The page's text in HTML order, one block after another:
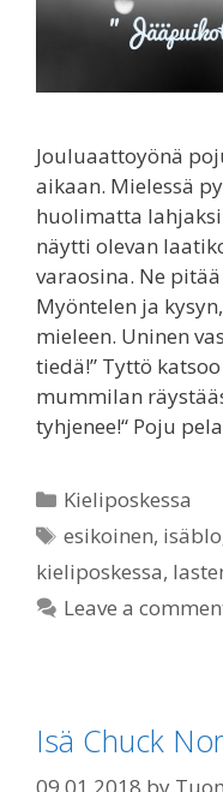
Jouluaattoyönä
aikaan. Mielessä
huolimatta
näytti olevan
varaosina. Ne
Myöntelen ja
mieleen. Uninen
tiedä!” Tyttö
mummilan
tyhjenee!“ Poju
Categories
Kieliposkessa
Tags
esikoinen,
kieliposkessa,
Leave a
Isä Chuck